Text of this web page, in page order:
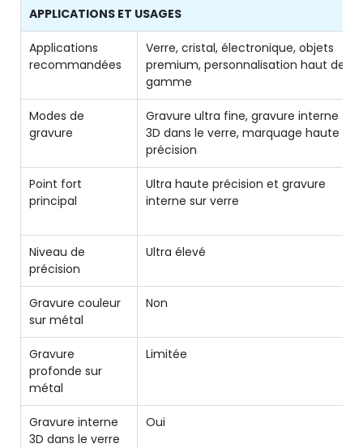
APPLICATIONS ET USAGES
Applications
recommandées
Verre, cristal, électronique, objets
premium, personnalisation haut de
gamme
Modes de
gravure
Gravure ultra fine, gravure interne
3D dans le verre, marquage haute
précision
Point fort
principal
Ultra haute précision et gravure
interne sur verre
Niveau de
précision
Ultra élevé
Gravure couleur
sur métal
Non
Gravure
profonde sur
métal
Limitée
Gravure interne
3D dans le verre
Oui